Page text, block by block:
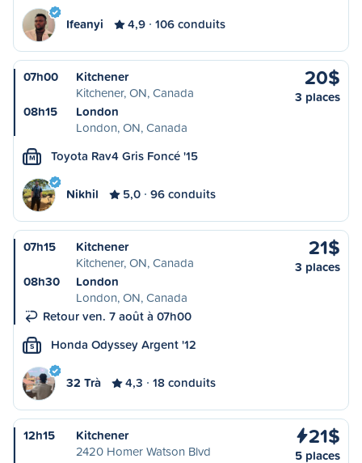
Ifeanyi 4,9 106 conduits
07h00
Kitchener
Kitchener, ON, Canada
08h15
London
London, ON, Canada
20$
3 places
M Toyota Rav4 Gris Foncé '15
Nikhil 5,0 96 conduits
07h15
Kitchener
Kitchener, ON, Canada
08h30
London
London, ON, Canada
Retour ven. 7 août à 07h00
21$
3 places
S Honda Odyssey Argent '12
32 Trà 4,3 18 conduits
12h15
Kitchener
2420 Homer Watson Blvd
21$
5 places